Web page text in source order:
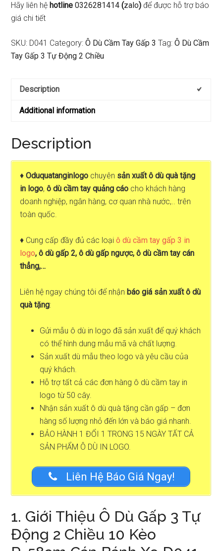
Hãy liên hệ hotline0326281414 (zalo) để được hỗ trợ báo
giá chi tiết
SKU: D041 Category:Ô Dù Cầm Tay Gấp 3 Tag:Ô Dù Cầm
Tay Gấp 3 Tự Động 2 Chiều
Description
Additional information
Description
♦Oduquatanginlogo chuyên sản xuất ô dù quà tặng
in logo,ô dù cầm tay quảng cáo cho khách hàng
doanh nghiệp, ngân hàng, cơ quan nhà nước,.. trên
toàn quốc.
♦ Cung cấp đầy đủ các loạiô dù cầm tay gấp 3 in
logo, ô dù gấp 2, ô dù gấp ngược, ô dù cầm tay cán
thẳng,…
Liên hệ ngay chúng tôi để nhận báo giá sản xuất ô dù
quà tặng:
Gửi mẫu ô dù in logo đã sản xuất để quý khách
có thể hình dung mẫu mã và chất lượng.
Sản xuất dù mẫu theo logo và yêu cầu của
quý khách.
Hỗ trợ tất cả các đơn hàng ô dù cầm tay in
logo từ 50 cây.
Nhận sản xuất ô dù quà tặng cần gấp – đơn
hàng số lượng nhỏ đến lớn và báo giá nhanh.
BẢO HÀNH 1 ĐỔI 1 TRONG 15 NGÀY TẤT CẢ
SẢN PHẨM Ô DÙ IN LOGO.
Liên Hệ Báo Giá Ngay!
1. Giới Thiệu Ô Dù Gấp 3 Tự
Động 2 Chiều 10 Kèo